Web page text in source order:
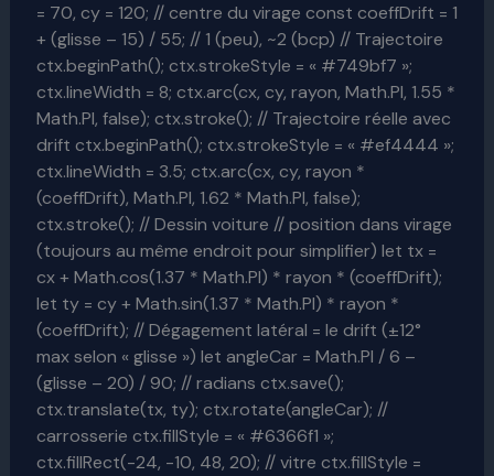
= 70, cy = 120; // centre du virage const coeffDrift = 1
+ (glisse – 15) / 55; // 1 (peu), ~2 (bcp) // Trajectoire
ctx.beginPath(); ctx.strokeStyle = « #749bf7 »;
ctx.lineWidth = 8; ctx.arc(cx, cy, rayon, Math.PI, 1.55 *
Math.PI, false); ctx.stroke(); // Trajectoire réelle avec
drift ctx.beginPath(); ctx.strokeStyle = « #ef4444 »;
ctx.lineWidth = 3.5; ctx.arc(cx, cy, rayon *
(coeffDrift), Math.PI, 1.62 * Math.PI, false);
ctx.stroke(); // Dessin voiture // position dans virage
(toujours au même endroit pour simplifier) let tx =
cx + Math.cos(1.37 * Math.PI) * rayon * (coeffDrift);
let ty = cy + Math.sin(1.37 * Math.PI) * rayon *
(coeffDrift); // Dégagement latéral = le drift (±12°
max selon « glisse ») let angleCar = Math.PI / 6 –
(glisse – 20) / 90; // radians ctx.save();
ctx.translate(tx, ty); ctx.rotate(angleCar); //
carrosserie ctx.fillStyle = « #6366f1 »;
ctx.fillRect(-24, -10, 48, 20); // vitre ctx.fillStyle =